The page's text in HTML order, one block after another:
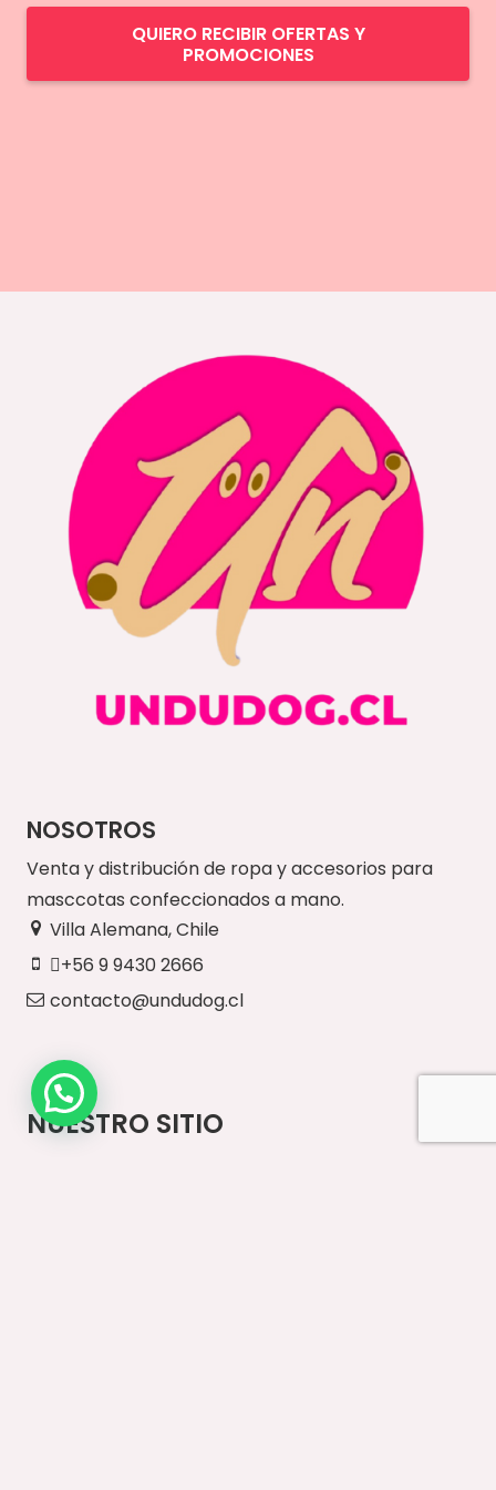
QUIERO RECIBIR OFERTAS Y
PROMOCIONES
NOSOTROS
Venta y distribución de ropa y accesorios para
masccotas confeccionados a mano.
Villa Alemana, Chile
+56 9 9430 2666
contacto@undudog.cl
NUESTRO SITIO